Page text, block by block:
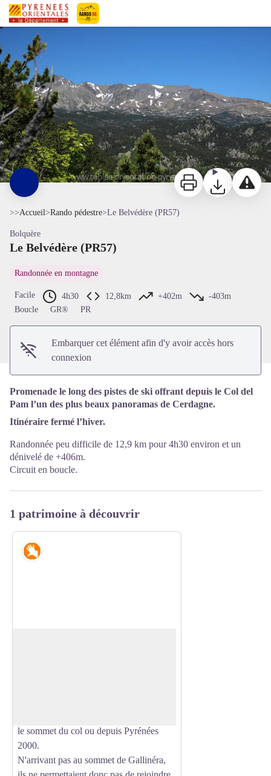
Le Belvédère (PR57)
©www.tables-orientation-pyrenees.fr
ImprimerTéléchargerSignaler
>>Accueil>Rando pédestre>Le Belvédère (PR57)
Bolquère
Le Belvédère (PR57)
Randonnée en montagne
Facile 4h30 12,8km +402m
-403m
Boucle
GR® PR
Embarquer cet élément afin d'y avoir accès hors
connexion
Promenade le long des pistes de ski offrant depuis le Col del
Pam l’un des plus beaux panoramas de Cerdagne.
Itinéraire fermé l’hiver.
Randonnée peu difficile de 12,9 km pour 4h30 environ et un
dénivelé de +406m.
Circuit en boucle.
1 patrimoine à découvrir
le sommet du col ou depuis Pyrénées
2000.
N'arrivant pas au sommet de Gallinéra,